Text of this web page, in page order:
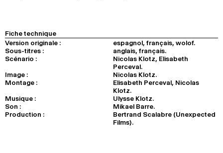
Fiche technique
Version originale :
espagnol, français, wolof.
Sous-titres :
anglais, français.
Scénario :
Nicolas Klotz, Elisabeth
Perceval.
Image :
Nicolas Klotz.
Montage :
Elisabeth Perceval, Nicolas
Klotz.
Musique :
Ulysse Klotz.
Son :
Mikael Barre.
Production :
Bertrand Scalabre (Unexpected
Films).